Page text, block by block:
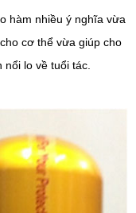
hàm nhiều ý nghĩa vừa
cơ thể vừa giúp cho
lo về tuổi tác.